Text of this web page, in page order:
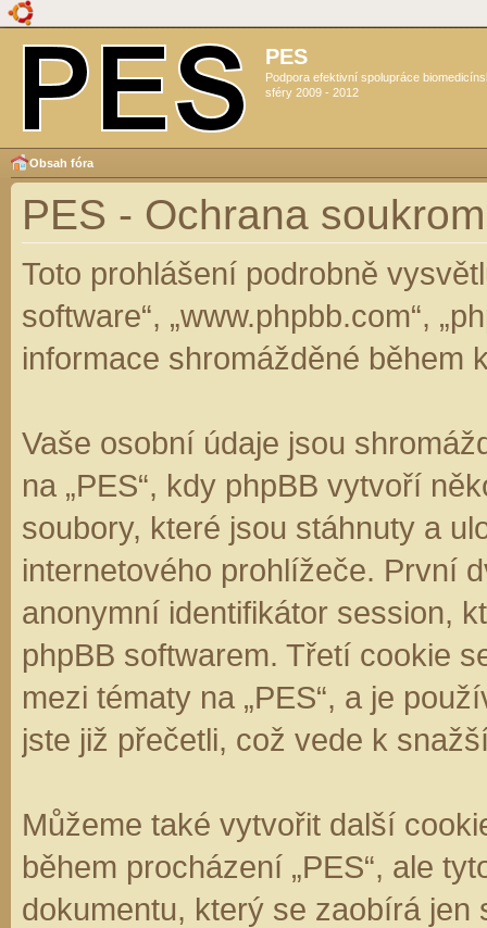
PES
Podpora efektivní spolupráce
sféry 2009 - 2012
Obsah fóra
PES - Ochrana
Toto prohlášení podrobně
software“, „www.phpbb.com“,
informace shromážděné během
Vaše osobní údaje jsou
na „PES“, kdy phpBB vytvoří
soubory, které jsou stáhnuty a
internetového prohlížeče. První
anonymní identifikátor session,
phpBB softwarem. Třetí cookie
mezi tématy na „PES“, a je
jste již přečetli, což vede k
Můžeme také vytvořit další
během procházení „PES“, ale
dokumentu, který se zaobírá jen